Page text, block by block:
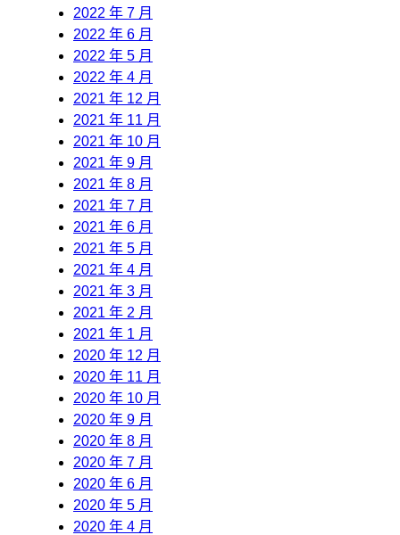
2022 年 7 月
2022 年 6 月
2022 年 5 月
2022 年 4 月
2021 年 12 月
2021 年 11 月
2021 年 10 月
2021 年 9 月
2021 年 8 月
2021 年 7 月
2021 年 6 月
2021 年 5 月
2021 年 4 月
2021 年 3 月
2021 年 2 月
2021 年 1 月
2020 年 12 月
2020 年 11 月
2020 年 10 月
2020 年 9 月
2020 年 8 月
2020 年 7 月
2020 年 6 月
2020 年 5 月
2020 年 4 月